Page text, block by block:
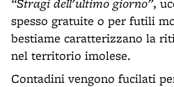
spesso gratuite o per futili
bestiame caratterizzano la
nel territorio imolese.
Contadini vengono fucilati